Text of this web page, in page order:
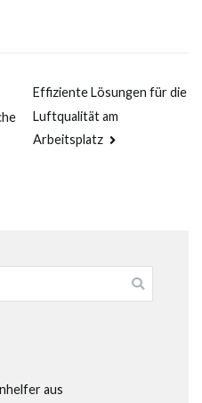
Effiziente Lösungen für die
Luftqualität am
Arbeitsplatz
aus